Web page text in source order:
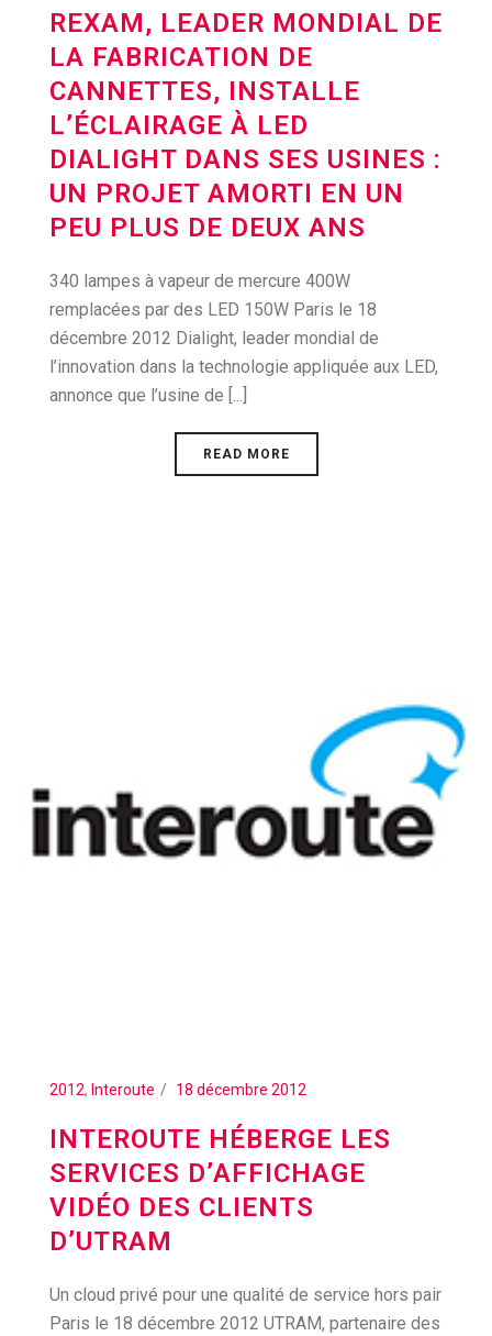
REXAM, LEADER MONDIAL DE
LA FABRICATION DE
CANNETTES, INSTALLE
L’ÉCLAIRAGE À LED
DIALIGHT DANS SES USINES :
UN PROJET AMORTI EN UN
PEU PLUS DE DEUX ANS
340 lampes à vapeur de mercure 400W
remplacées par des LED 150W Paris le 18
décembre 2012 Dialight, leader mondial de
l’innovation dans la technologie appliquée aux LED,
annonce que l’usine de [...]
READ MORE
2012, Interoute 18 décembre 2012
INTEROUTE HÉBERGE LES
SERVICES D’AFFICHAGE
VIDÉO DES CLIENTS
D’UTRAM
Un cloud privé pour une qualité de service hors pair
Paris le 18 décembre 2012 UTRAM, partenaire des